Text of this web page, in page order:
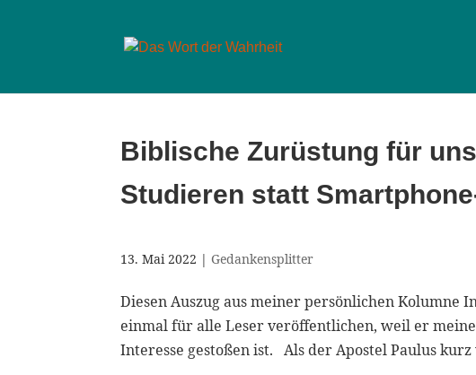
Biblische Zurüstung für
Studieren statt
13. Mai 2022 |Gedankensplitter
Diesen Auszug aus meiner persönlichen Kolumne
einmal für alle Leser veröffentlichen, weil er
Interesse gestoßen ist. Als der Apostel Paulus kurz